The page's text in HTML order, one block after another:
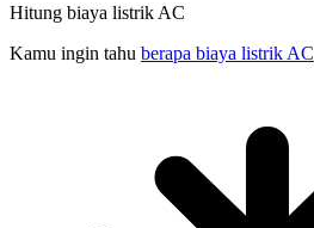
Hitung biaya listrik AC
Kamu ingin tahu berapa biaya listrik AC